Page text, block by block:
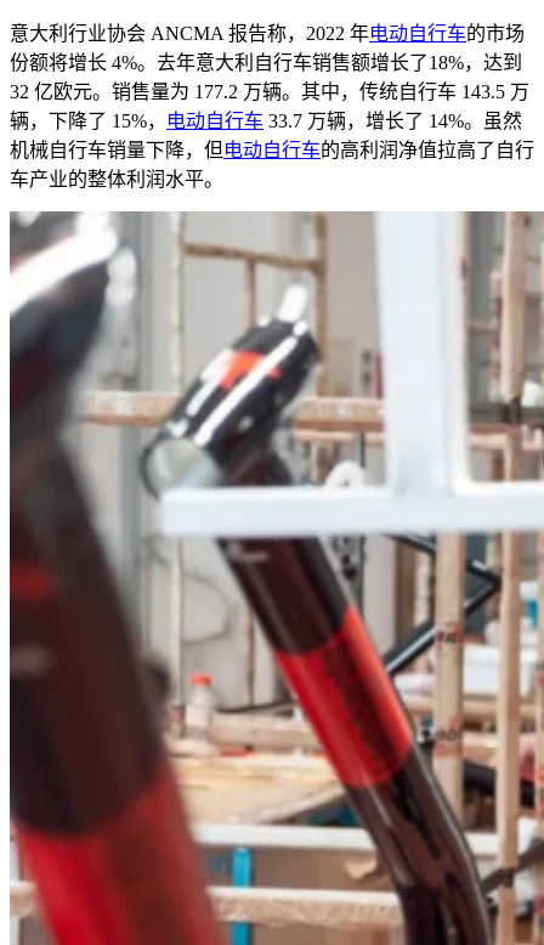
意大利行业协会 ANCMA 报告称， 2022 年电动自行车的市场
份额将增长 4%。去年意大利自行车销售额增长了18%，达到
32 亿欧元。销售量为 177.2 万辆。其中，传统自行车 143.5 万
辆，下降了 15%， 电动自行车 33.7 万辆，增长了 14%。虽然
机械自行车销量下降，但电动自行车的高利润净值拉高了自行
车产业的整体利润水平。